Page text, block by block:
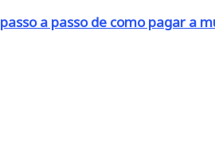
passo a passo de como pagar a